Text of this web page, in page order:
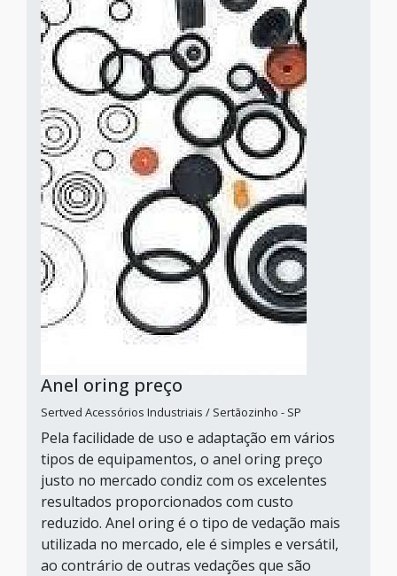
Anel oring preço
Sertved Acessórios Industriais / Sertãozinho - SP
Pela facilidade de uso e adaptação em vários
tipos de equipamentos, o anel oring preço
justo no mercado condiz com os excelentes
resultados proporcionados com custo
reduzido. Anel oring é o tipo de vedação mais
utilizada no mercado, ele é simples e versátil,
ao contrário de outras vedações que são